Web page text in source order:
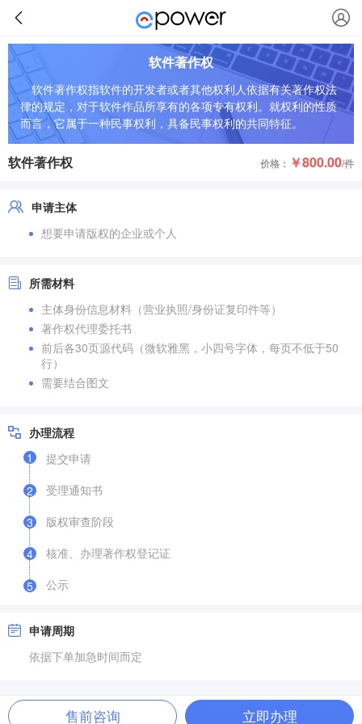
软件著作权
软件著作权指软件的开发者或者其他权利人依据有关著作权法
律的规定，对于软件作品所享有的各项专有权利。就权利的性质
而言，它属于一种民事权利，具备民事权利的共同特征。
软件著作权 价格： ￥800.00/件
申请主体
想要申请版权的企业或个人
所需材料
主体身份信息材料（营业执照/身份证复印件等）
著作权代理委托书
前后各30页源代码（微软雅黑，小四号字体，每页不低于50
行）
需要结合图文
办理流程
1
提交申请
2
受理通知书
3
版权审查阶段
4
核准、办理著作权登记证
5 公示
申请周期
依据下单加急时间而定
售前咨询 立即办理